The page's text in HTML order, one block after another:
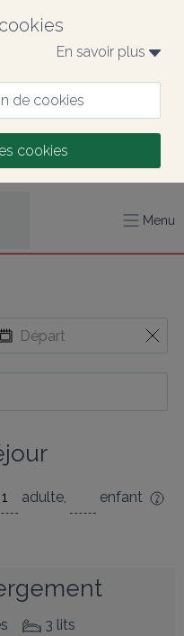
En savoir plus
de cookies
cookies
Menu
adulte,
enfant
3 lits